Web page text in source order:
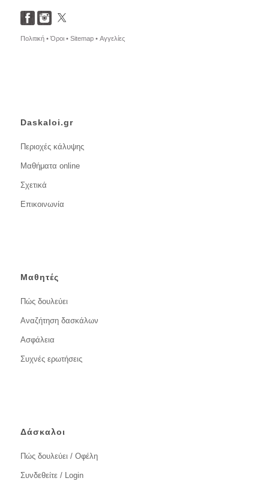
Πολιτική •Όροι • Sitemap • Αγγελίες
Daskaloi.gr
Περιοχές κάλυψης
Μαθήματα online
Σχετικά
Επικοινωνία
Μαθητές
Πώς δουλεύει
Αναζήτηση δασκάλων
Ασφάλεια
Συχνές ερωτήσεις
Δάσκαλοι
Πώς δουλεύει / Οφέλη
Συνδεθείτε / Login